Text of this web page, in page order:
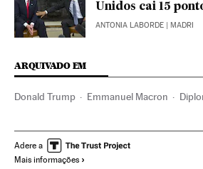
Unidos cai 15
ANTONIA LABORDE | MADRI
ARQUIVADO EM
Donald Trump Emmanuel Macron
Relações internacionais Mudança climática
Adere a
Mais informações